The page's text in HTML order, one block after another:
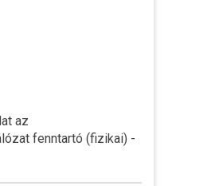
az
fenntartó (fizikai) -